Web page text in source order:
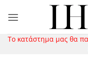
στο
Το κατάστημα μας θα